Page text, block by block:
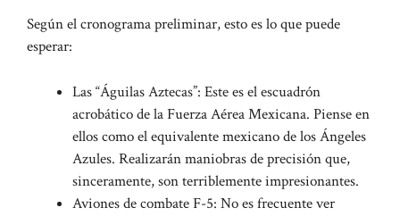
Según el cronograma preliminar, esto es lo que puede
esperar:
Las “Águilas Aztecas”: Este es el escuadrón
acrobático de la Fuerza Aérea Mexicana. Piense en
ellos como el equivalente mexicano de los Ángeles
Azules. Realizarán maniobras de precisión que,
sinceramente, son terriblemente impresionantes.
Aviones de combate F-5: No es frecuente ver